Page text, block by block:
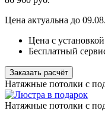
Цена актуальна до
Цена с установкой
Бесплатный
Заказать расчёт
Натяжные потолки с
Натяжные потолки с